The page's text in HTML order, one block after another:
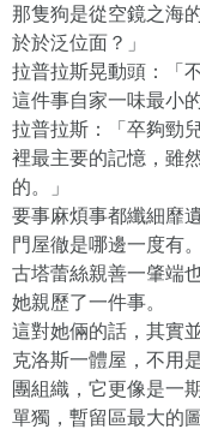
那隻狗是從空鏡之海
於於泛位面？」
拉普拉斯晃動頭：「
這件事自家一味最小的
拉普拉斯：「卒夠勁
裡最主要的記憶，雖
的。」
要事麻煩事都纖細靡
門屋徹是哪邊一度有。
古塔蕾絲親善一肇端
她親歷了一件事。
這對她倆的話，其實
克洛斯一體屋，不用
團組織，它更像是一
單獨，暫留區最大的